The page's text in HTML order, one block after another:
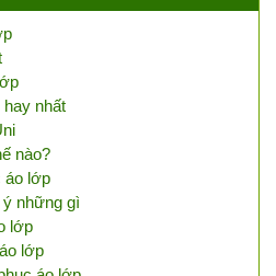
hay nhất
nào?
áo lớp
những gì
lớp
lớp